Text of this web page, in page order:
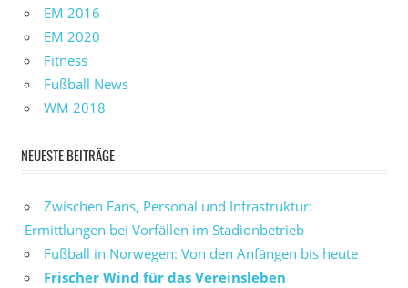
EM 2016
EM 2020
Fitness
Fußball News
WM 2018
NEUESTE BEITRÄGE
Zwischen Fans, Personal und Infrastruktur:
Ermittlungen bei Vorfällen im Stadionbetrieb
Fußball in Norwegen: Von den Anfängen bis heute
Frischer Wind für das Vereinsleben